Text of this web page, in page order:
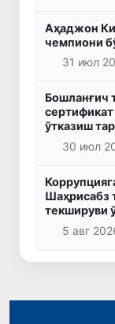
Аҳаджон
чемпиони
31 июл
Бошланғич
ўтказиш
30 июл
Шаҳрисабз
текшируви
5 авг